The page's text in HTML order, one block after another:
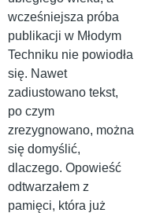
wcześniejsza próba
publikacji w Młodym
Techniku nie powiodła
się. Nawet
zadiustowano tekst,
po czym
zrezygnowano, można
się domyślić,
dlaczego. Opowieść
odtwarzałem z
pamięci, która już